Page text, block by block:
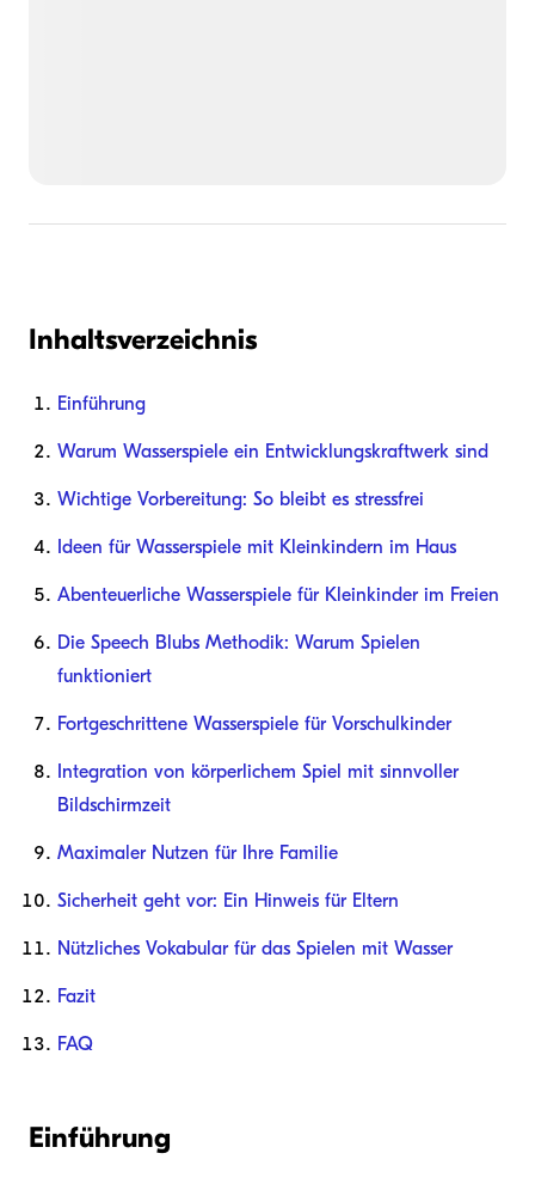
Inhaltsverzeichnis
Einführung
Warum Wasserspiele ein Entwicklungskraftwerk sind
Wichtige Vorbereitung: So bleibt es stressfrei
Ideen für Wasserspiele mit Kleinkindern im Haus
Abenteuerliche Wasserspiele für Kleinkinder im Freien
Die Speech Blubs Methodik: Warum Spielen
funktioniert
Fortgeschrittene Wasserspiele für Vorschulkinder
Integration von körperlichem Spiel mit sinnvoller
Bildschirmzeit
Maximaler Nutzen für Ihre Familie
Sicherheit geht vor: Ein Hinweis für Eltern
Nützliches Vokabular für das Spielen mit Wasser
Fazit
FAQ
Einführung